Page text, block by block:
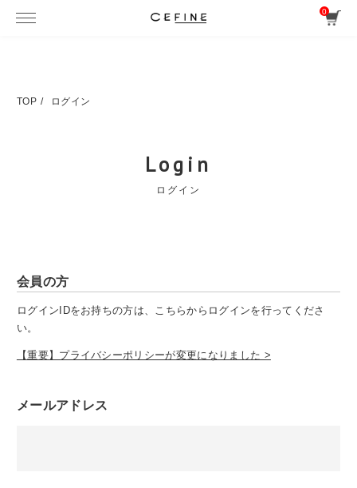
0
TOP ログイン
Login
ログイン
会員の方
ログインIDをお持ちの方は、こちらからログインを行ってくださ
い。
【重要】プライバシーポリシーが変更になりました >
メールアドレス